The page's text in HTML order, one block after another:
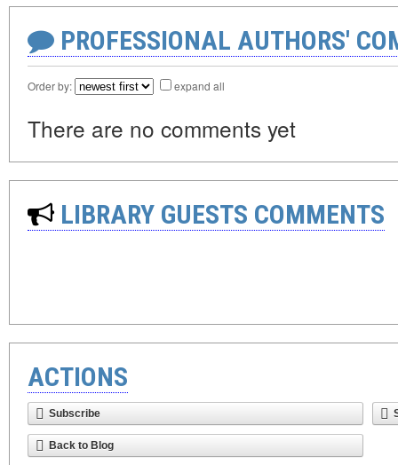
PROFESSIONAL AUTHORS'
Order by: expand all
There are no comments yet
LIBRARY GUESTS COMMENTS
ACTIONS
Subscribe
Back to Blog